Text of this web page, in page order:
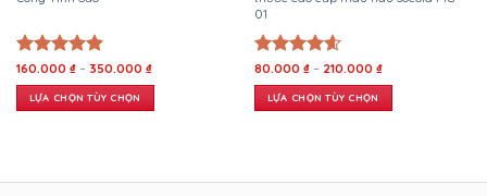
phẩm
sản
phẩm
Được xếp
hạng5.00
5 sao
160.000 ₫ – 350.000 ₫Khoảng
từ
đến
LỰA CHỌN TÙY CHỌN
01
Được xếp
hạng4.60
5 sao
80.000 ₫ – 210.000 ₫Khoảng
từ
đến
LỰA CHỌN TÙY CHỌN